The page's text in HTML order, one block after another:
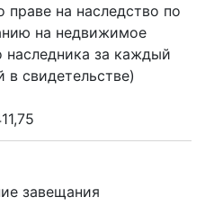
праве на наследство по
на недвижимое
за каждый
в свидетельстве)
завещания